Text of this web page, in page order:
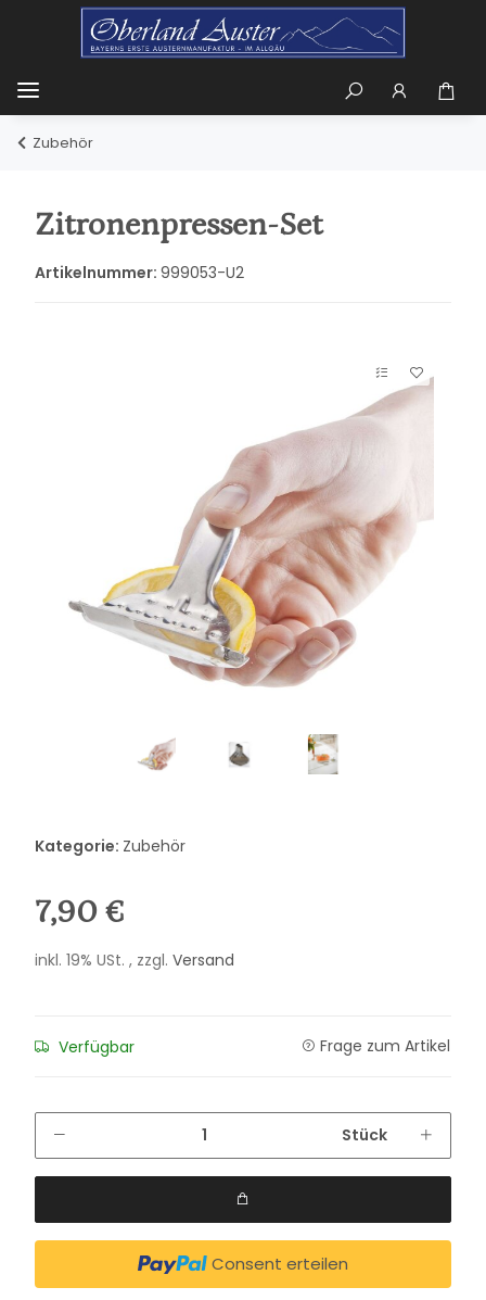
Zubehör
Zitronenpressen-Set
Artikelnummer: 999053-U2
Kategorie: Zubehör
7,90 €
inkl. 19% USt. , zzgl. Versand
Verfügbar Frage zum Artikel
Stück
Consent erteilen